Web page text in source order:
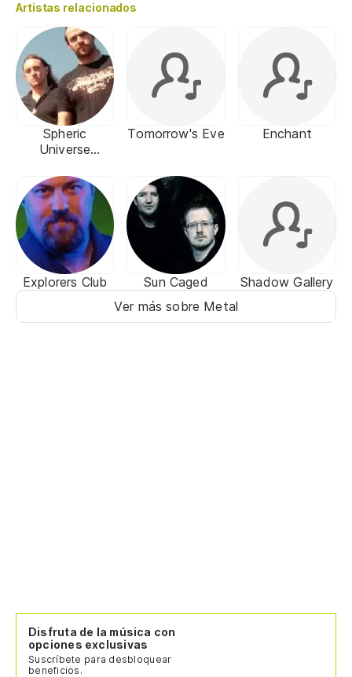
Artistas relacionados
Spheric
Universe
Tomorrow's Eve Enchant
Explorers Club Sun Caged
Shadow Gallery
Ver más sobre Metal
Disfruta de la música con
opciones exclusivas
Suscríbete para desbloquear
beneficios.